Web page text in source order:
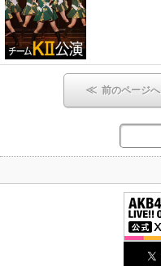
≪ 前のページへ